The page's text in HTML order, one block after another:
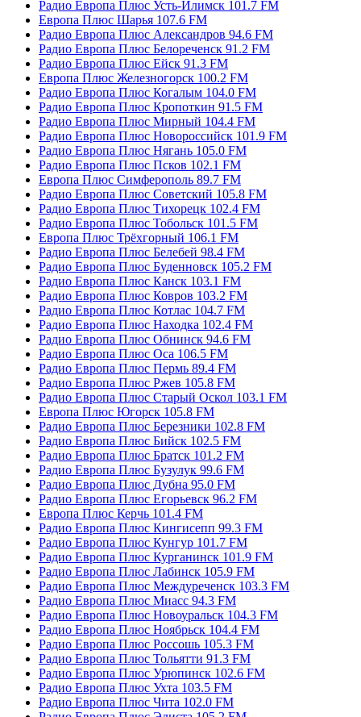
Радио Европа Плюс Усть-Илимск 101.7 FM
Европа Плюс Шарья 107.6 FM
Радио Европа Плюс Александров 94.6 FM
Радио Европа Плюс Белореченск 91.2 FM
Радио Европа Плюс Ейск 91.3 FM
Европа Плюс Железногорск 100.2 FM
Радио Европа Плюс Когалым 104.0 FM
Радио Европа Плюс Кропоткин 91.5 FM
Радио Европа Плюс Мирный 104.4 FM
Радио Европа Плюс Новороссийск 101.9 FM
Радио Европа Плюс Нягань 105.0 FM
Радио Европа Плюс Псков 102.1 FM
Европа Плюс Симферополь 89.7 FM
Радио Европа Плюс Советский 105.8 FM
Радио Европа Плюс Тихорецк 102.4 FM
Радио Европа Плюс Тобольск 101.5 FM
Европа Плюс Трёхгорный 106.1 FM
Радио Европа Плюс Белебей 98.4 FM
Радио Европа Плюс Буденновск 105.2 FM
Радио Европа Плюс Канск 103.1 FM
Радио Европа Плюс Ковров 103.2 FM
Радио Европа Плюс Котлас 104.7 FM
Радио Европа Плюс Находка 102.4 FM
Радио Европа Плюс Обнинск 94.6 FM
Радио Европа Плюс Оса 106.5 FM
Радио Европа Плюс Пермь 89.4 FM
Радио Европа Плюс Ржев 105.8 FM
Радио Европа Плюс Старый Оскол 103.1 FM
Европа Плюс Югорск 105.8 FM
Радио Европа Плюс Березники 102.8 FM
Радио Европа Плюс Бийск 102.5 FM
Радио Европа Плюс Братск 101.2 FM
Радио Европа Плюс Бузулук 99.6 FM
Радио Европа Плюс Дубна 95.0 FM
Радио Европа Плюс Егорьевск 96.2 FM
Европа Плюс Керчь 101.4 FM
Радио Европа Плюс Кингисепп 99.3 FM
Радио Европа Плюс Кунгур 101.7 FM
Радио Европа Плюс Курганинск 101.9 FM
Радио Европа Плюс Лабинск 105.9 FM
Радио Европа Плюс Междуреченск 103.3 FM
Радио Европа Плюс Миасс 94.3 FM
Радио Европа Плюс Новоуральск 104.3 FM
Радио Европа Плюс Ноябрьск 104.4 FM
Радио Европа Плюс Россошь 105.3 FM
Радио Европа Плюс Тольятти 91.3 FM
Радио Европа Плюс Урюпинск 102.6 FM
Радио Европа Плюс Ухта 103.5 FM
Радио Европа Плюс Чита 102.0 FM